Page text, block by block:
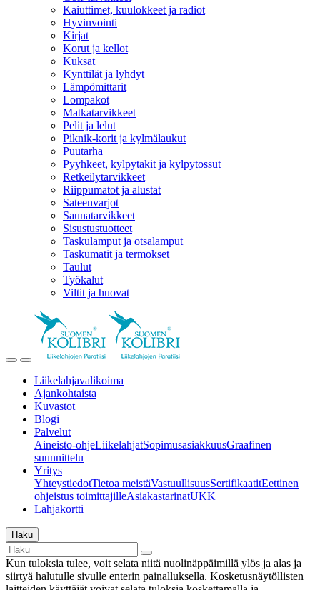
Kaiuttimet, kuulokkeet ja radiot
Hyvinvointi
Kirjat
Korut ja kellot
Kuksat
Kynttilät ja lyhdyt
Lämpömittarit
Lompakot
Matkatarvikkeet
Pelit ja lelut
Piknik-korit ja kylmälaukut
Puutarha
Pyyhkeet, kylpytakit ja kylpytossut
Retkeilytarvikkeet
Riippumatot ja alustat
Sateenvarjot
Saunatarvikkeet
Sisustustuotteet
Taskulamput ja otsalamput
Taskumatit ja termokset
Taulut
Työkalut
Viltit ja huovat
Liikelahjavalikoima
Ajankohtaista
Kuvastot
Blogi
Palvelut
Aineisto-ohjeLiikelahjatSopimusasiakkuusGraafinen
suunnittelu
Yritys
YhteystiedotTietoa meistäVastuullisuusSertifikaatitEettinen
ohjeistus toimittajilleAsiakastarinatUKK
Lahjakortti
Haku
Kun tuloksia tulee, voit selata niitä nuolinäppäimillä ylös ja alas ja
siirtyä halutulle sivulle enterin painalluksella. Kosketusnäytöllisten